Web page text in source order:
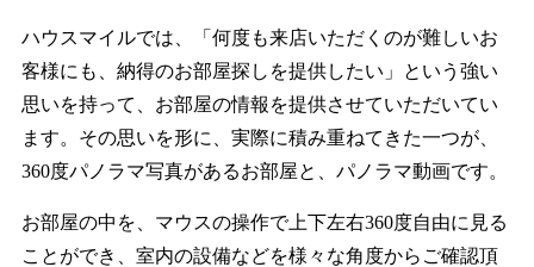
ハウスマイルでは、「何度も来店いただくのが難しいお
客様にも、納得のお部屋探しを提供したい」という強い
思いを持って、お部屋の情報を提供させていただいてい
ます。その思いを形に、実際に積み重ねてきた一つが、
360度パノラマ写真があるお部屋と、パノラマ動画です。
お部屋の中を、マウスの操作で上下左右360度自由に見る
ことができ、室内の設備などを様々な角度からご確認頂